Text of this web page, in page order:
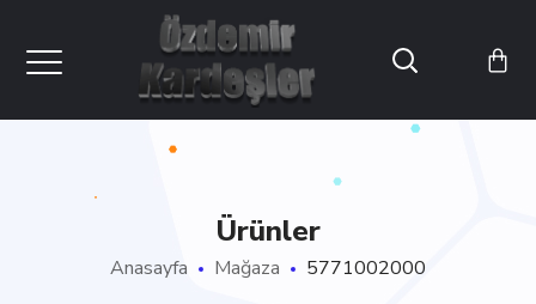
Ürünler
Anasayfa Mağaza 5771002000